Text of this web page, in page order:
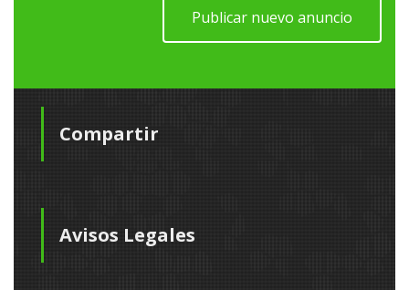
Publicar nuevo anuncio
Compartir
Avisos Legales